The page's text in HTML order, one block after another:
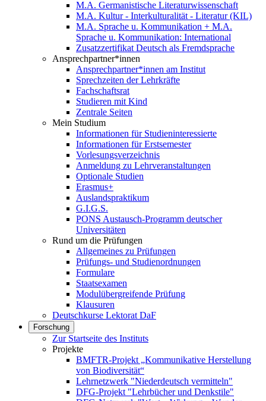
M.A. Germanistische Literaturwissenschaft
M.A. Kultur - Interkulturalität - Literatur (KIL)
M.A. Sprache u. Kommunikation + M.A.
Sprache u. Kommunikation: International
Zusatzzertifikat Deutsch als Fremdsprache
Ansprechpartner*innen
Ansprechpartner*innen am Institut
Sprechzeiten der Lehrkräfte
Fachschaftsrat
Studieren mit Kind
Zentrale Seiten
Mein Studium
Informationen für Studieninteressierte
Informationen für Erstsemester
Vorlesungsverzeichnis
Anmeldung zu Lehrveranstaltungen
Optionale Studien
Erasmus+
Auslandspraktikum
G.I.G.S.
PONS Austausch-Programm deutscher
Universitäten
Rund um die Prüfungen
Allgemeines zu Prüfungen
Prüfungs- und Studienordnungen
Formulare
Staatsexamen
Modulübergreifende Prüfung
Klausuren
Deutschkurse Lektorat DaF
Forschung
Zur Startseite des Instituts
Projekte
BMFTR-Projekt „Kommunikative Herstellung
von Biodiversität“
Lehrnetzwerk "Niederdeutsch vermitteln"
DFG-Projekt "Lehrbücher und Denkstile"